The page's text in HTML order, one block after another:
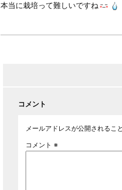
本当に栽培って難しいですね
コメント
メールアドレスが公開されるこ
コメント ※